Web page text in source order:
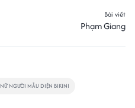
Bài viết
Phạm Giang
NỮ NGƯỜI MẪU DIỆN BIKINI